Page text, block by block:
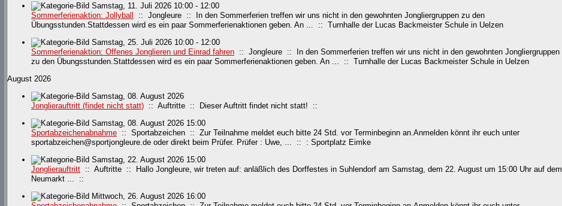
Samstag, 11. Juli 2026 10:00 - 12:00
Sommerferienaktion: Jollyball :: Jongleure :: In den Sommerferien treffen wir uns nicht in den gewohnten Jongliergruppen zu den
Übungsstunden.Stattdessen wird es ein paar Sommerferienaktionen geben. An ... :: Turnhalle der Lucas Backmeister Schule in Uelzen
Samstag, 25. Juli 2026 10:00 - 12:00
Sommerferienaktion: Offenes Jonglieren und Einrad fahren :: Jongleure :: In den Sommerferien treffen wir uns nicht in den gewohnten Jongliergruppen
zu den Übungsstunden.Stattdessen wird es ein paar Sommerferienaktionen geben. An ... :: Turnhalle der Lucas Backmeister Schule in Uelzen
August 2026
Samstag, 08. August 2026
Jonglierauftritt (findet nicht statt) :: Auftritte :: Dieser Auftritt findet nicht statt! ::
Samstag, 08. August 2026 15:00
Sportabzeichenabnahme :: Sportabzeichen :: Zur Teilnahme meldet euch bitte 24 Std. vor Terminbeginn an.Anmelden könnt ihr euch unter
sportabzeichen@sportjongleure.de oder direkt beim Prüfer. Prüfer : Uwe, ... :: : Sportplatz Eimke
Samstag, 22. August 2026 15:00
Jonglierauftritt :: Auftritte :: Hallo Jongleure, wir treten auf: anläßlich des Dorffestes in Suhlendorf am Samstag, dem 22. August um 15:00 Uhr auf dem
Neumarkt ... ::
Mittwoch, 26. August 2026 16:00